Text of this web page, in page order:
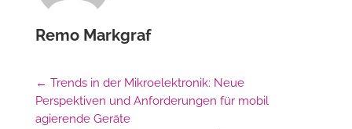
Remo Markgraf
← Trends in der Mikroelektronik: Neue
Perspektiven und Anforderungen für mobil
agierende Geräte